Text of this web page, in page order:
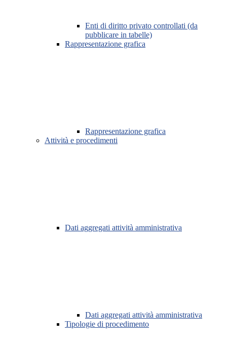
Enti di diritto privato controllati (da
pubblicare in tabelle)
Rappresentazione grafica
Rappresentazione grafica
Attività e procedimenti
Dati aggregati attività amministrativa
Dati aggregati attività amministrativa
Tipologie di procedimento